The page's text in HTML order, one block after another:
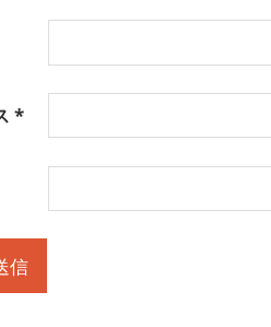
*